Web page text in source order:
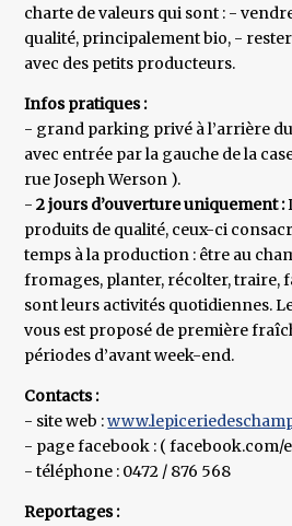
charte de valeurs qui sont : -
qualité, principalement bio, -
avec des petits producteurs.
Infos pratiques :
- grand parking privé à l’arrière
avec entrée par la gauche de la
rue Joseph Werson ).
-2 jours d’ouverture uniquement :
produits de qualité, ceux-ci
temps à la production : être au
fromages, planter, récolter, traire,
sont leurs activités quotidiennes.
vous est proposé de première
périodes d’avant week-end.
Contacts :
- site web :
- page facebook : ( facebook.com/
- téléphone : 0472 / 876 568
Reportages :